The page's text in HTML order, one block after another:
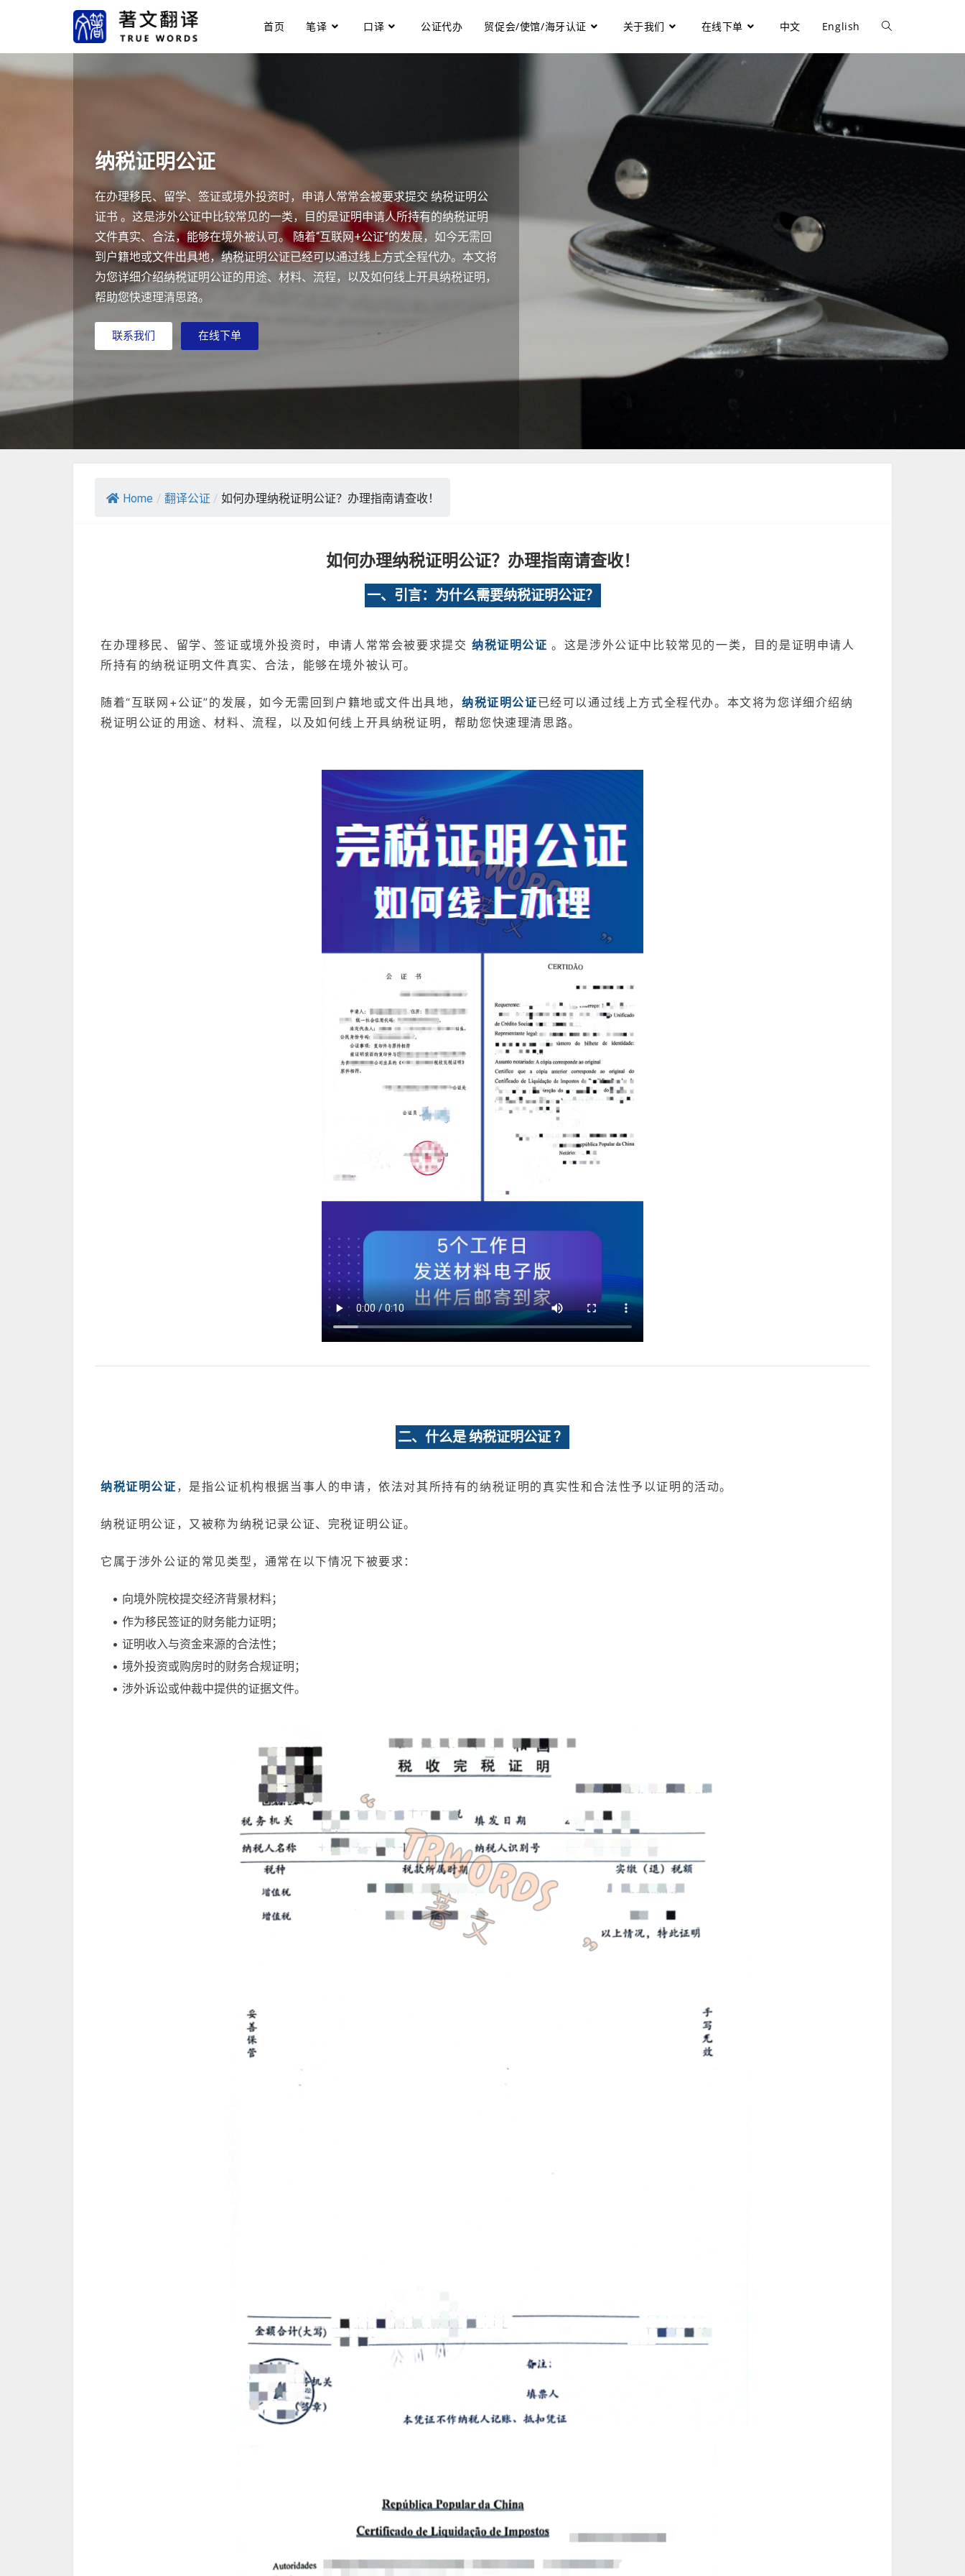
首页 笔译 口译 公证代办 贸促会/使馆/海牙认证 关于我们 在线下单 中文 English
纳税证明公证
在办理移民、留学、签证或境外投资时，申请人常常会被要求提交 纳税证明公
证书 。这是涉外公证中比较常见的一类，目的是证明申请人所持有的纳税证明
文件真实、合法，能够在境外被认可。 随着“互联网+公证”的发展，如今无需回
到户籍地或文件出具地，纳税证明公证已经可以通过线上方式全程代办。本文将
为您详细介绍纳税证明公证的用途、材料、流程，以及如何线上开具纳税证明，
帮助您快速理清思路。
联系我们 在线下单
Home / 翻译公证 / 如何办理纳税证明公证？办理指南请查收！
如何办理纳税证明公证？办理指南请查收！
一、引言：为什么需要纳税证明公证？
在办理移民、留学、签证或境外投资时，申请人常常会被要求提交 纳税证明公证。这是涉外公证中比较常见的一类，目的是证明申请人
所持有的纳税证明文件真实、合法，能够在境外被认可。
随着“互联网+公证”的发展，如今无需回到户籍地或文件出具地， 纳税证明公证已经可以通过线上方式全程代办。本文将为您详细介绍纳
税证明公证的用途、材料、流程，以及如何线上开具纳税证明，帮助您快速理清思路。
二、什么是 纳税证明公证 ？
纳税证明公证 ，是指公证机构根据当事人的申请，依法对其所持有的纳税证明的真实性和合法性予以证明的活动。
纳税证明公证，又被称为纳税记录公证、完税证明公证。
它属于涉外公证的常见类型，通常在以下情况下被要求：
• 向境外院校提交经济背景材料；
• 作为移民签证的财务能力证明；
• 证明收入与资金来源的合法性；
• 境外投资或购房时的财务合规证明；
• 涉外诉讼或仲裁中提供的证据文件。